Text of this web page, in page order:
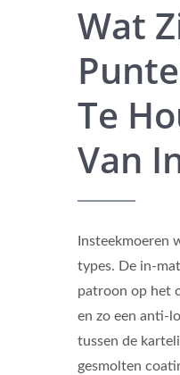
Wat
Te
Van
Insteekmoeren
types. De in-
patroon op het
en zo een anti-
tussen de
gesmolten